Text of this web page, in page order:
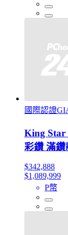
國際認證
King Star
彩鑽 滿鑽
$342,888
$1,089,999
P幣